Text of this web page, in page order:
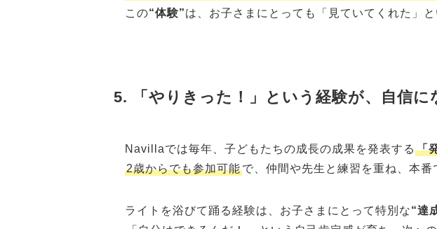
この“体験”は、お子さまにとっても「見ていてくれた」
5. 「やりきった！」という経験が、自信に
Navillaでは毎年、子どもたちの成長の成果を発表する 「
2歳からでも参加可能で、仲間や先生と練習を重ね、本番
ライトを浴びて踊る経験は、お子さまにとって特別な“達